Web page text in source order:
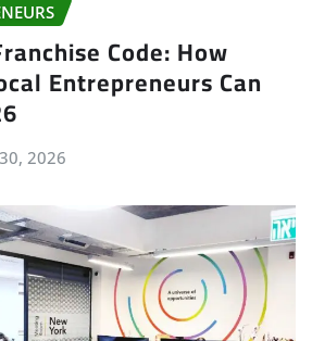
Code: How
Entrepreneurs Can
2026